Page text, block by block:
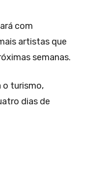
com
artistas que
semanas.
o turismo,
dias de